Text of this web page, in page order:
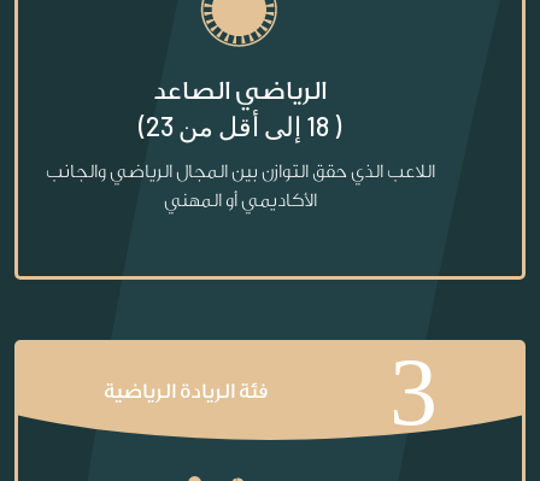
الرياضي الصاعد
( 18 إلى أقل من 23)
اللاعب الذي حقق التوازن بين المجال الرياضي والجانب
الأكاديمي أو المهني
3 فئة الريادة الرياضية